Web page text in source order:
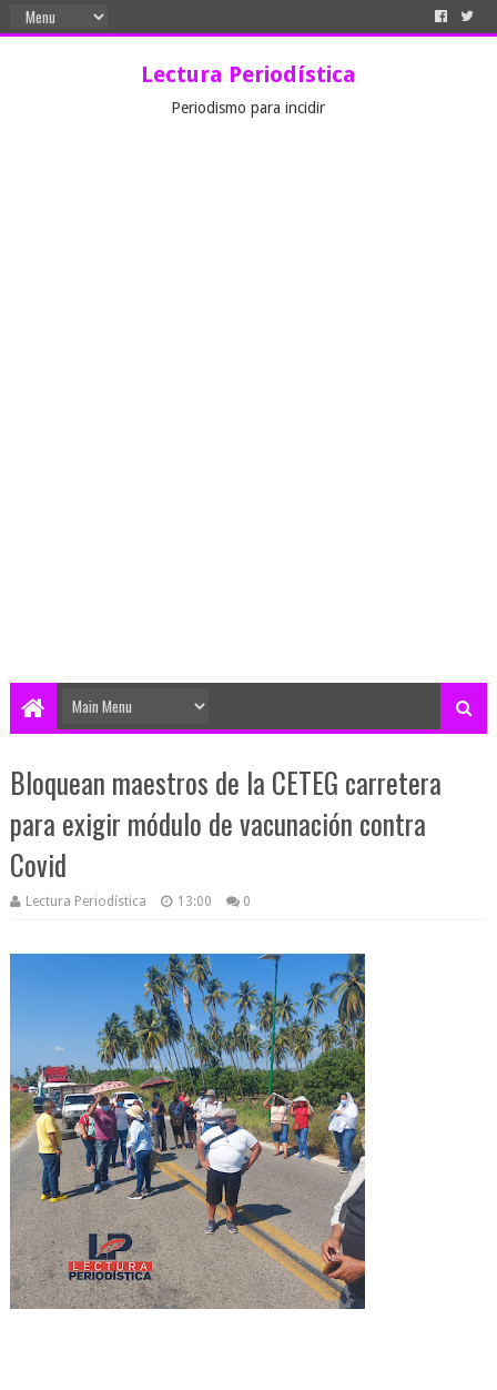
Lectura Periodística
Periodismo para incidir
Bloquean maestros de la CETEG carretera
para exigir módulo de vacunación contra
Covid
Lectura Periodística 13:00 0